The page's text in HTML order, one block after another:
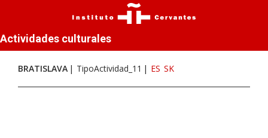
Actividades culturales
BRATISLAVA TipoActividad_11 ES SK